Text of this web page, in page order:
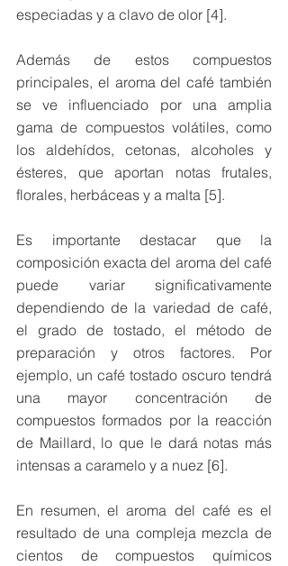
especiadas y a clavo de olor [4].
Además de estos compuestos
principales, el aroma del café también
se ve influenciado por una amplia
gama de compuestos volátiles, como
los aldehídos, cetonas, alcoholes y
ésteres, que aportan notas frutales,
florales, herbáceas y a malta [5].
Es importante destacar que la
composición exacta del aroma del café
puede variar significativamente
dependiendo de la variedad de café,
el grado de tostado, el método de
preparación y otros factores. Por
ejemplo, un café tostado oscuro tendrá
una mayor concentración de
compuestos formados por la reacción
de Maillard, lo que le dará notas más
intensas a caramelo y a nuez [6].
En resumen, el aroma del café es el
resultado de una compleja mezcla de
cientos de compuestos químicos